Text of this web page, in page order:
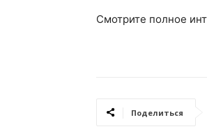
Смотрите полное
Поделиться